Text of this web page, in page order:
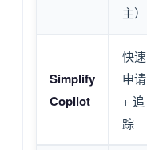
主）
Simplify
Copilot
快速
申请
+ 追
踪